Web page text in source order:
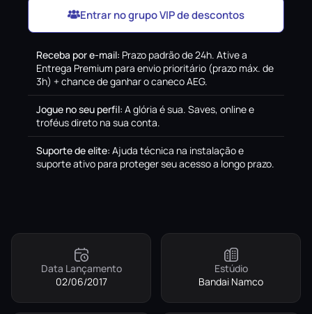
Entrar no grupo VIP de descontos
Receba por e-mail: Prazo padrão de 24h. Ative a
Entrega Premium para envio prioritário (prazo máx. de
3h) + chance de ganhar o caneco AEG.
Jogue no seu perfil: A glória é sua. Saves, online e
troféus direto na sua conta.
Suporte de elite: Ajuda técnica na instalação e
suporte ativo para proteger seu acesso a longo prazo.
Data Lançamento
02/06/2017
Estúdio
Bandai Namco